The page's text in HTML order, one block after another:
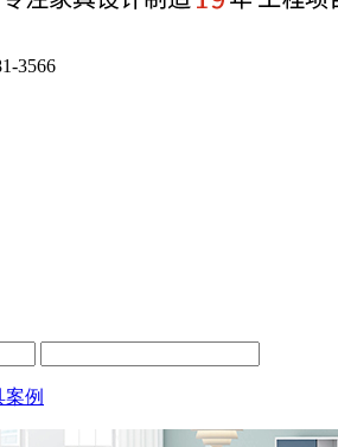
3566
案例